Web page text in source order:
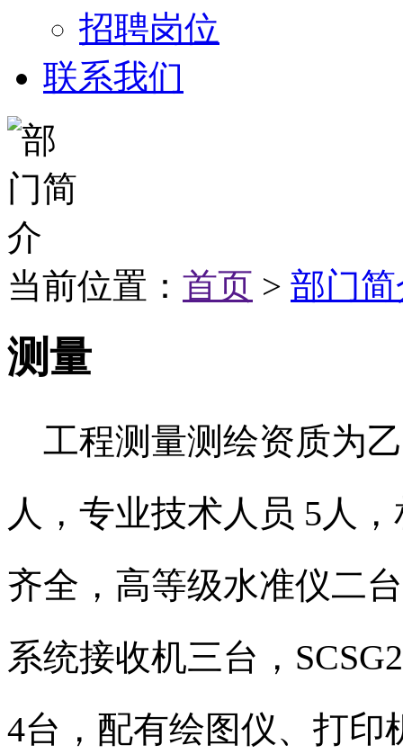
招聘岗位
联系我们
当前位置： 首页 > 部门
测量
工程测量测绘资质为
人，专业技术人员 5人
齐全，高等级水准仪二
系统接收机三台，
4台，配有绘图仪、打印